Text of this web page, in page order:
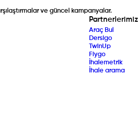
ve güncel kampanyalar.
Partnerlerimiz
Araç Bul
Dersigo
TwinUp
Fiygo
İhalemetrik
İhale arama